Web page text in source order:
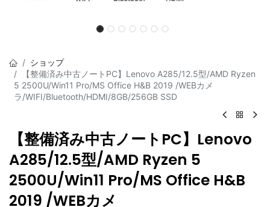
ショップ
【整備済み中古ノートPC】Lenovo A285/12.5型/AMD Ryzen
5 2500U/Win11 Pro/MS Office H&B 2019 /WEBカメ
ラ/WIFI/Bluetooth/HDMI/8GB/256GB SSD
【整備済み中古ノートPC】Lenovo
A285/12.5型/AMD Ryzen 5
2500U/Win11 Pro/MS Office H&B
2019 /WEBカメ